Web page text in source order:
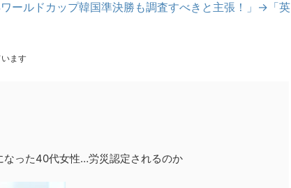
ールドカップ韓国準決勝も調査すべきと主張！」→「英
ます
なった40代女性…労災認定されるのか